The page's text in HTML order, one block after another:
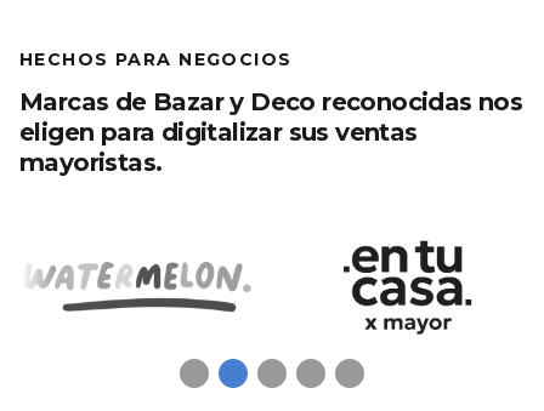
HECHOS PARA NEGOCIOS
Marcas de Bazar y Deco reconocidas nos
eligen para digitalizar sus ventas
mayoristas.